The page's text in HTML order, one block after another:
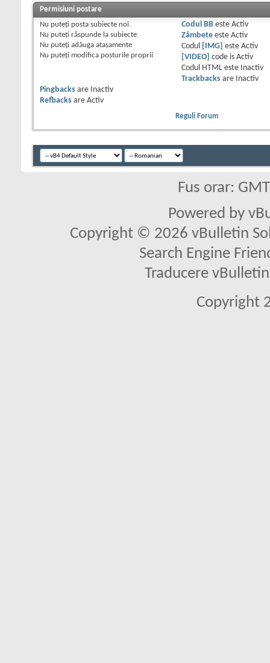
Permisiuni postare
Nu puteţi posta subiecte noi.
Nu puteţi răspunde la subiecte
Nu puteţi adăuga ataşamente
Nu puteţi modifica posturile proprii
Codul BBeste Activ
Zâmbeteeste Activ
Codul
[IMG] este Activ
[VIDEO]
code is Activ
Codul HTML este
Inactiv
Trackbacksare
Inactiv
Pingbacks are
Inactiv
Refbacks are Activ
Reguli Forum
Fus orar:
Powered by
Copyright © 2026 vBulletin
Search Engine
Traducere
Copyright